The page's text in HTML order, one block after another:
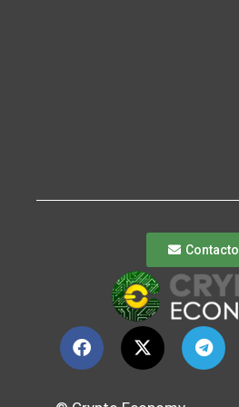
Contacto